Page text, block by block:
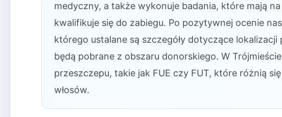
medyczny, a także wykonuje badania, które mają
kwalifikuje się do zabiegu. Po pozytywnej ocenie
którego ustalane są szczegóły dotyczące
będą pobrane z obszaru donorskiego. W
przeszczepu, takie jak FUE czy FUT, które różnią
włosów.